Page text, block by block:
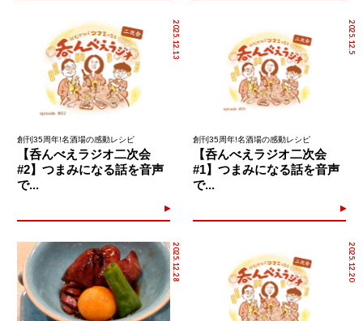
2025.12.13
創刊35周年!名酒場の感動レシピ
【呑んべえラジオ二次会
#2】つまみになる話を音声
で...
2025.12.5
創刊35周年!名酒場の感動レシピ
【呑んべえラジオ二次会
#1】つまみになる話を音声
で...
2025.12.28 2025.12.20